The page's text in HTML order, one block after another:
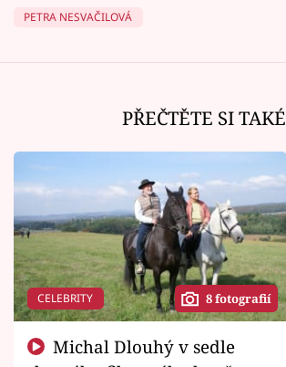
PETRA NESVAČILOVÁ
PŘEČTĚTE SI TAKÉ
CELEBRITY 8 fotografií